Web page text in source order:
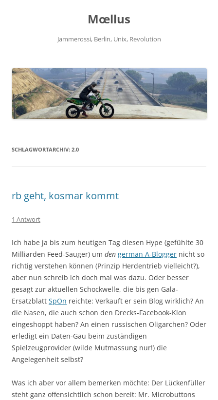
Mœllus
Jammerossi, Berlin, Unix, Revolution
SCHLAGWORTARCHIV: 2.0
rb geht, kosmar kommt
1 Antwort
Ich habe ja bis zum heutigen Tag diesen Hype (gefühlte 30
Milliarden Feed-Sauger) um den german A-Blogger nicht so
richtig verstehen können (Prinzip Herdentrieb vielleicht?),
aber nun schreib ich doch mal was dazu. Oder besser
gesagt zur aktuellen Schockwelle, die bis gen Gala-
Ersatzblatt SpOn reichte: Verkauft er sein Blog wirklich? An
die Nasen, die auch schon den Drecks-Facebook-Klon
eingeshoppt haben? An einen russischen Oligarchen? Oder
erledigt ein Daten-Gau beim zuständigen
Spielzeugprovider (wilde Mutmassung nur!) die
Angelegenheit selbst?
Was ich aber vor allem bemerken möchte: Der Lückenfüller
steht ganz offensichtlich schon bereit: Mr. Microbuttons